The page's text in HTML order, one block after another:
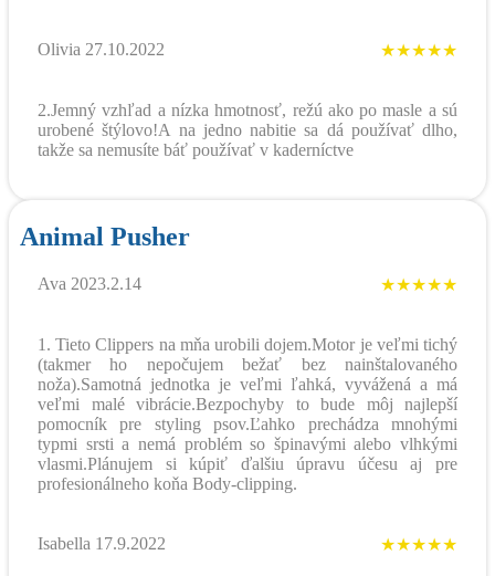
Olivia 27.10.2022 ★★★★★
2.Jemný vzhľad a nízka hmotnosť, režú ako po masle a sú
urobené štýlovo!A na jedno nabitie sa dá používať dlho,
takže sa nemusíte báť používať v kaderníctve
Animal Pusher
Ava 2023.2.14 ★★★★★
1. Tieto Clippers na mňa urobili dojem.Motor je veľmi tichý
(takmer ho nepočujem bežať bez nainštalovaného
noža).Samotná jednotka je veľmi ľahká, vyvážená a má
veľmi malé vibrácie.Bezpochyby to bude môj najlepší
pomocník pre styling psov.Ľahko prechádza mnohými
typmi srsti a nemá problém so špinavými alebo vlhkými
vlasmi.Plánujem si kúpiť ďalšiu úpravu účesu aj pre
profesionálneho koňa Body-clipping.
Isabella 17.9.2022 ★★★★★